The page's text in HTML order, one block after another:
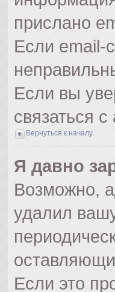
прислано
Если email-
Если вы
связаться
Вернуться к началу
Я давно
Возможно,
удалил
Если это